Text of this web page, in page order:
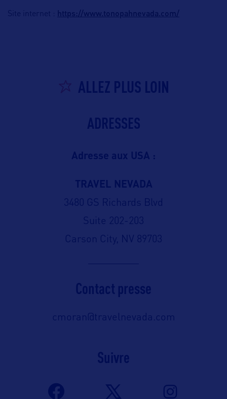
Site internet : https://www.tonopahnevada.com/
ALLEZ PLUS LOIN
ADRESSES
Adresse aux USA :
TRAVEL NEVADA
3480 GS Richards Blvd
Suite 202-203
Carson City, NV 89703
Contact presse
cmoran@travelnevada.com
Suivre